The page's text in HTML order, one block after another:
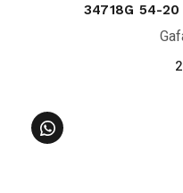
34718G 54-20